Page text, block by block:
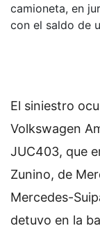
camioneta, en
con el saldo de
El siniestro
Volkswagen
JUC403, que
Zunino, de
Mercedes-
detuvo en la